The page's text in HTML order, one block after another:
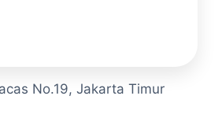
No.19, Jakarta Timur